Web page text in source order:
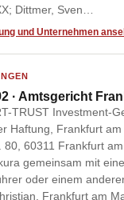
Dittmer, Sven…
und Unternehmen
· Amtsgericht
TRUST Investment-
Haftung, Frankfurt
80, 60311 Frankfurt am
gemeinsam mit
oder einem
Frankfurt am